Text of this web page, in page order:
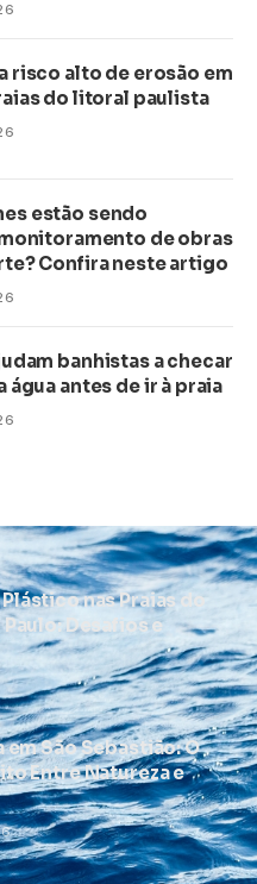
risco alto de erosão em
do litoral paulista
estão sendo
de obras
Confira neste artigo
banhistas a checar
água antes de ir à praia
nas Praias do
Desafios e
em São Sebastião: O
Entre Natureza e